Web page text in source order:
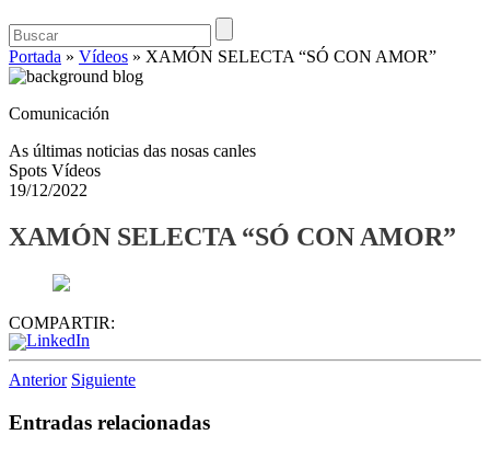
Portada » Vídeos » XAMÓN SELECTA “SÓ CON AMOR”
Comunicación
As últimas noticias das nosas canles
Spots Vídeos
19/12/2022
XAMÓN SELECTA “SÓ CON AMOR”
COMPARTIR:
Anterior Siguiente
Entradas relacionadas